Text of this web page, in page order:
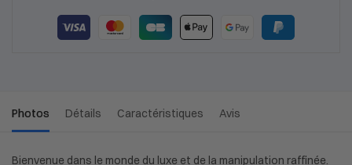
Photos Détails Caractéristiques Avis
Bienvenue dans le monde du luxe et de la manipulation raffinée.